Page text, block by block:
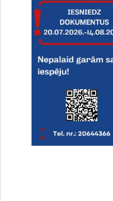
Saistītas tēmas
Notikumi: Pasākums
Drukāt lapu
Dalīties